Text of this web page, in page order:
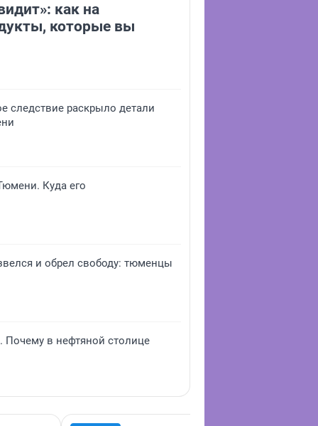
как на
которые вы
следствие раскрыло детали
Куда его
и обрел свободу: тюменцы
Почему в нефтяной столице